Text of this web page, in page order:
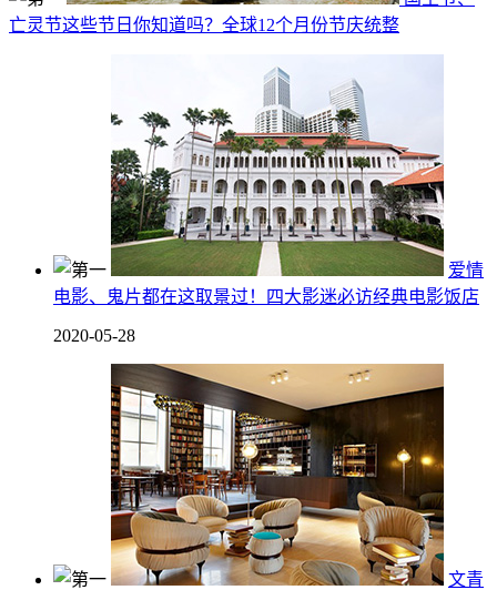
亡灵节这些节日你知道吗？全球12个月份节庆统整
爱情
电影、鬼片都在这取景过！四大影迷必访经典电影饭店
2020-05-28
文青